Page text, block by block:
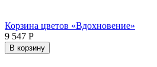
Корзина цветов «Вдохновение»
9 547 Р
В корзину